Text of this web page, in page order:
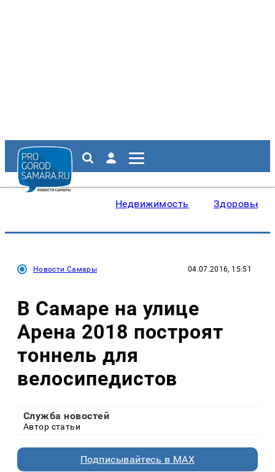
Недвижимость Здоровье
Новости Самары 04.07.2016, 15:51
В Самаре на улице
Арена 2018 построят
тоннель для
велосипедистов
Служба новостей
Автор статьи
Подписывайтесь в MAX